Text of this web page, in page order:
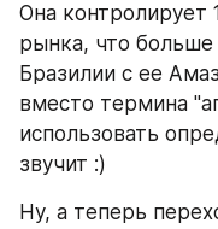
Она контролирует
рынка, что больше
Бразилии с ее
вместо термина
использовать
звучит :)
Ну, а теперь